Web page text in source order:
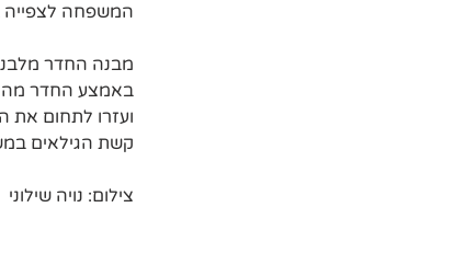
המשפחה לצפייה
מבנה החדר מלבני
באמצע החדר מה
ועזרו לתחום את
קשת הגילאים
צילום: נויה שילוני